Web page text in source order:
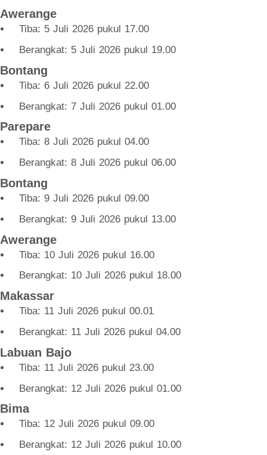
Awerange
Tiba: 5 Juli 2026 pukul 17.00
Berangkat: 5 Juli 2026 pukul 19.00
Bontang
Tiba: 6 Juli 2026 pukul 22.00
Berangkat: 7 Juli 2026 pukul 01.00
Parepare
Tiba: 8 Juli 2026 pukul 04.00
Berangkat: 8 Juli 2026 pukul 06.00
Bontang
Tiba: 9 Juli 2026 pukul 09.00
Berangkat: 9 Juli 2026 pukul 13.00
Awerange
Tiba: 10 Juli 2026 pukul 16.00
Berangkat: 10 Juli 2026 pukul 18.00
Makassar
Tiba: 11 Juli 2026 pukul 00.01
Berangkat: 11 Juli 2026 pukul 04.00
Labuan Bajo
Tiba: 11 Juli 2026 pukul 23.00
Berangkat: 12 Juli 2026 pukul 01.00
Bima
Tiba: 12 Juli 2026 pukul 09.00
Berangkat: 12 Juli 2026 pukul 10.00